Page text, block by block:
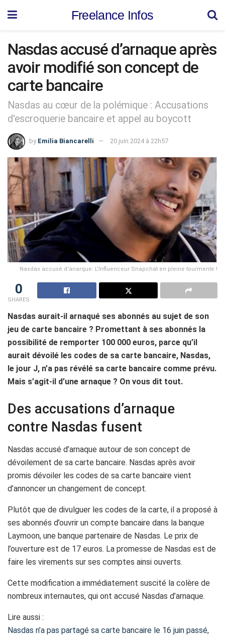
Freelance Infos
Nasdas accusé d’arnaque après
avoir modifié son concept de
carte bancaire
Nasdas au cœur de la polémique : Accusations
d'escroquerie bancaire et appel au boycott
by Emilia Biancarelli 20 juin 2024 à 22h57
Nasdas accusé d'anarque: L'Influenceur Snapchat en pleine tourmente !
0
SHARES
Nasdas aurait-il arnaqué ses abonnés au sujet de son
jeu de carte bancaire ? Promettant à ses abonnés la
possibilité de remporter 100 000 euros, parce qu’il
aurait dévoilé les codes de sa carte bancaire, Nasdas,
le jour J, n’a pas révélé sa carte bancaire comme prévu.
Mais s’agit-il d’une arnaque ? On vous dit tout.
Des accusations d’arnaque
contre Nasdas fusent
Nasdas accusé d’arnaque autour de son concept de
dévoilement de sa carte bancaire. Nasdas après avoir
promis dévoiler les codes de sa carte bancaire vient
d’annoncer un changement de concept.
Plutôt que de divulguer les codes de la carte, il a proposé à
ses abonnés d’ouvrir un compte bancaire dans la banque
Laymoon, une banque partenaire de Nasdas. Le prix de
l’ouverture est de 17 euros. La promesse de Nasdas est de
faire les virements sur ses comptes ainsi ouverts.
Cette modification a immédiatement suscité la colère de
nombreux internautes, qui ont accusé Nasdas d’arnaque.
Lire aussi :
Nasdas n’a pas partagé sa carte bancaire le 16 juin passé,